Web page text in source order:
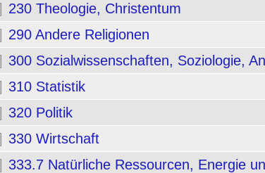
230 Theologie, Christentum
290 Andere Religionen
300 Sozialwissenschaften, Soziologie,
310 Statistik
320 Politik
330 Wirtschaft
333.7 Natürliche Ressourcen, Energie